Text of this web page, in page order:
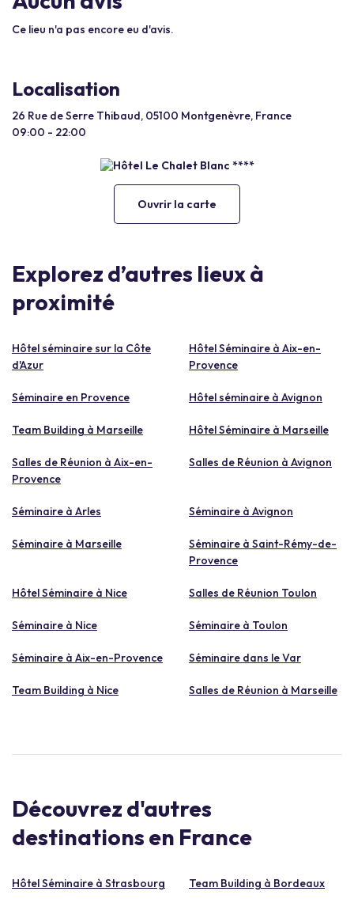
Ce lieu n'a pas encore eu d'avis.
Localisation
26 Rue de Serre Thibaud, 05100 Montgenèvre, France
09:00 - 22:00
Ouvrir la carte
Explorez d’autres lieux à
proximité
Hôtel séminaire sur la Côte
d'Azur
Hôtel Séminaire à Aix-en-
Provence
Séminaire en Provence Hôtel séminaire à Avignon
Team Building à Marseille Hôtel Séminaire à Marseille
Salles de Réunion à Aix-en-
Provence
Salles de Réunion à Avignon
Séminaire à Arles Séminaire à Avignon
Séminaire à Marseille
Séminaire à Saint-Rémy-de-
Provence
Hôtel Séminaire à Nice Salles de Réunion Toulon
Séminaire à Nice Séminaire à Toulon
Séminaire à Aix-en-Provence Séminaire dans le Var
Team Building à Nice Salles de Réunion à Marseille
Découvrez d'autres
destinations en France
Hôtel Séminaire à Strasbourg Team Building à Bordeaux